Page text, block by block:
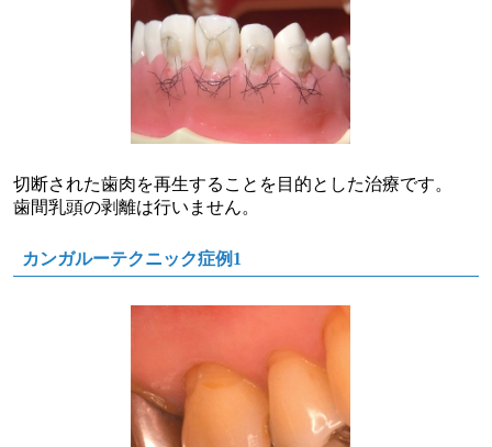
切断された歯肉を再生することを目的とした治療です。
歯間乳頭の剥離は行いません。
カンガルーテクニック症例1